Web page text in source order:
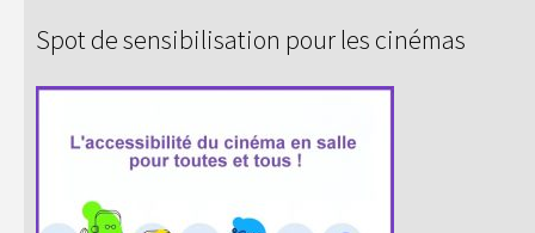
Spot de sensibilisation pour les cinémas